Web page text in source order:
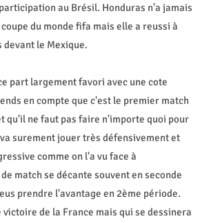
au Brésil. Honduras n'a jamais
du monde fifa mais elle a reussi à
le Mexique.
part largement favori avec une cote
en compte que c'est le premier match
qu'il ne faut pas faire n'importe quoi pour
surement jouer très défensivement et
comme on l'a vu face à
match se décante souvent en seconde
prendre l'avantage en 2ème période.
victoire de la France mais qui se dessinera